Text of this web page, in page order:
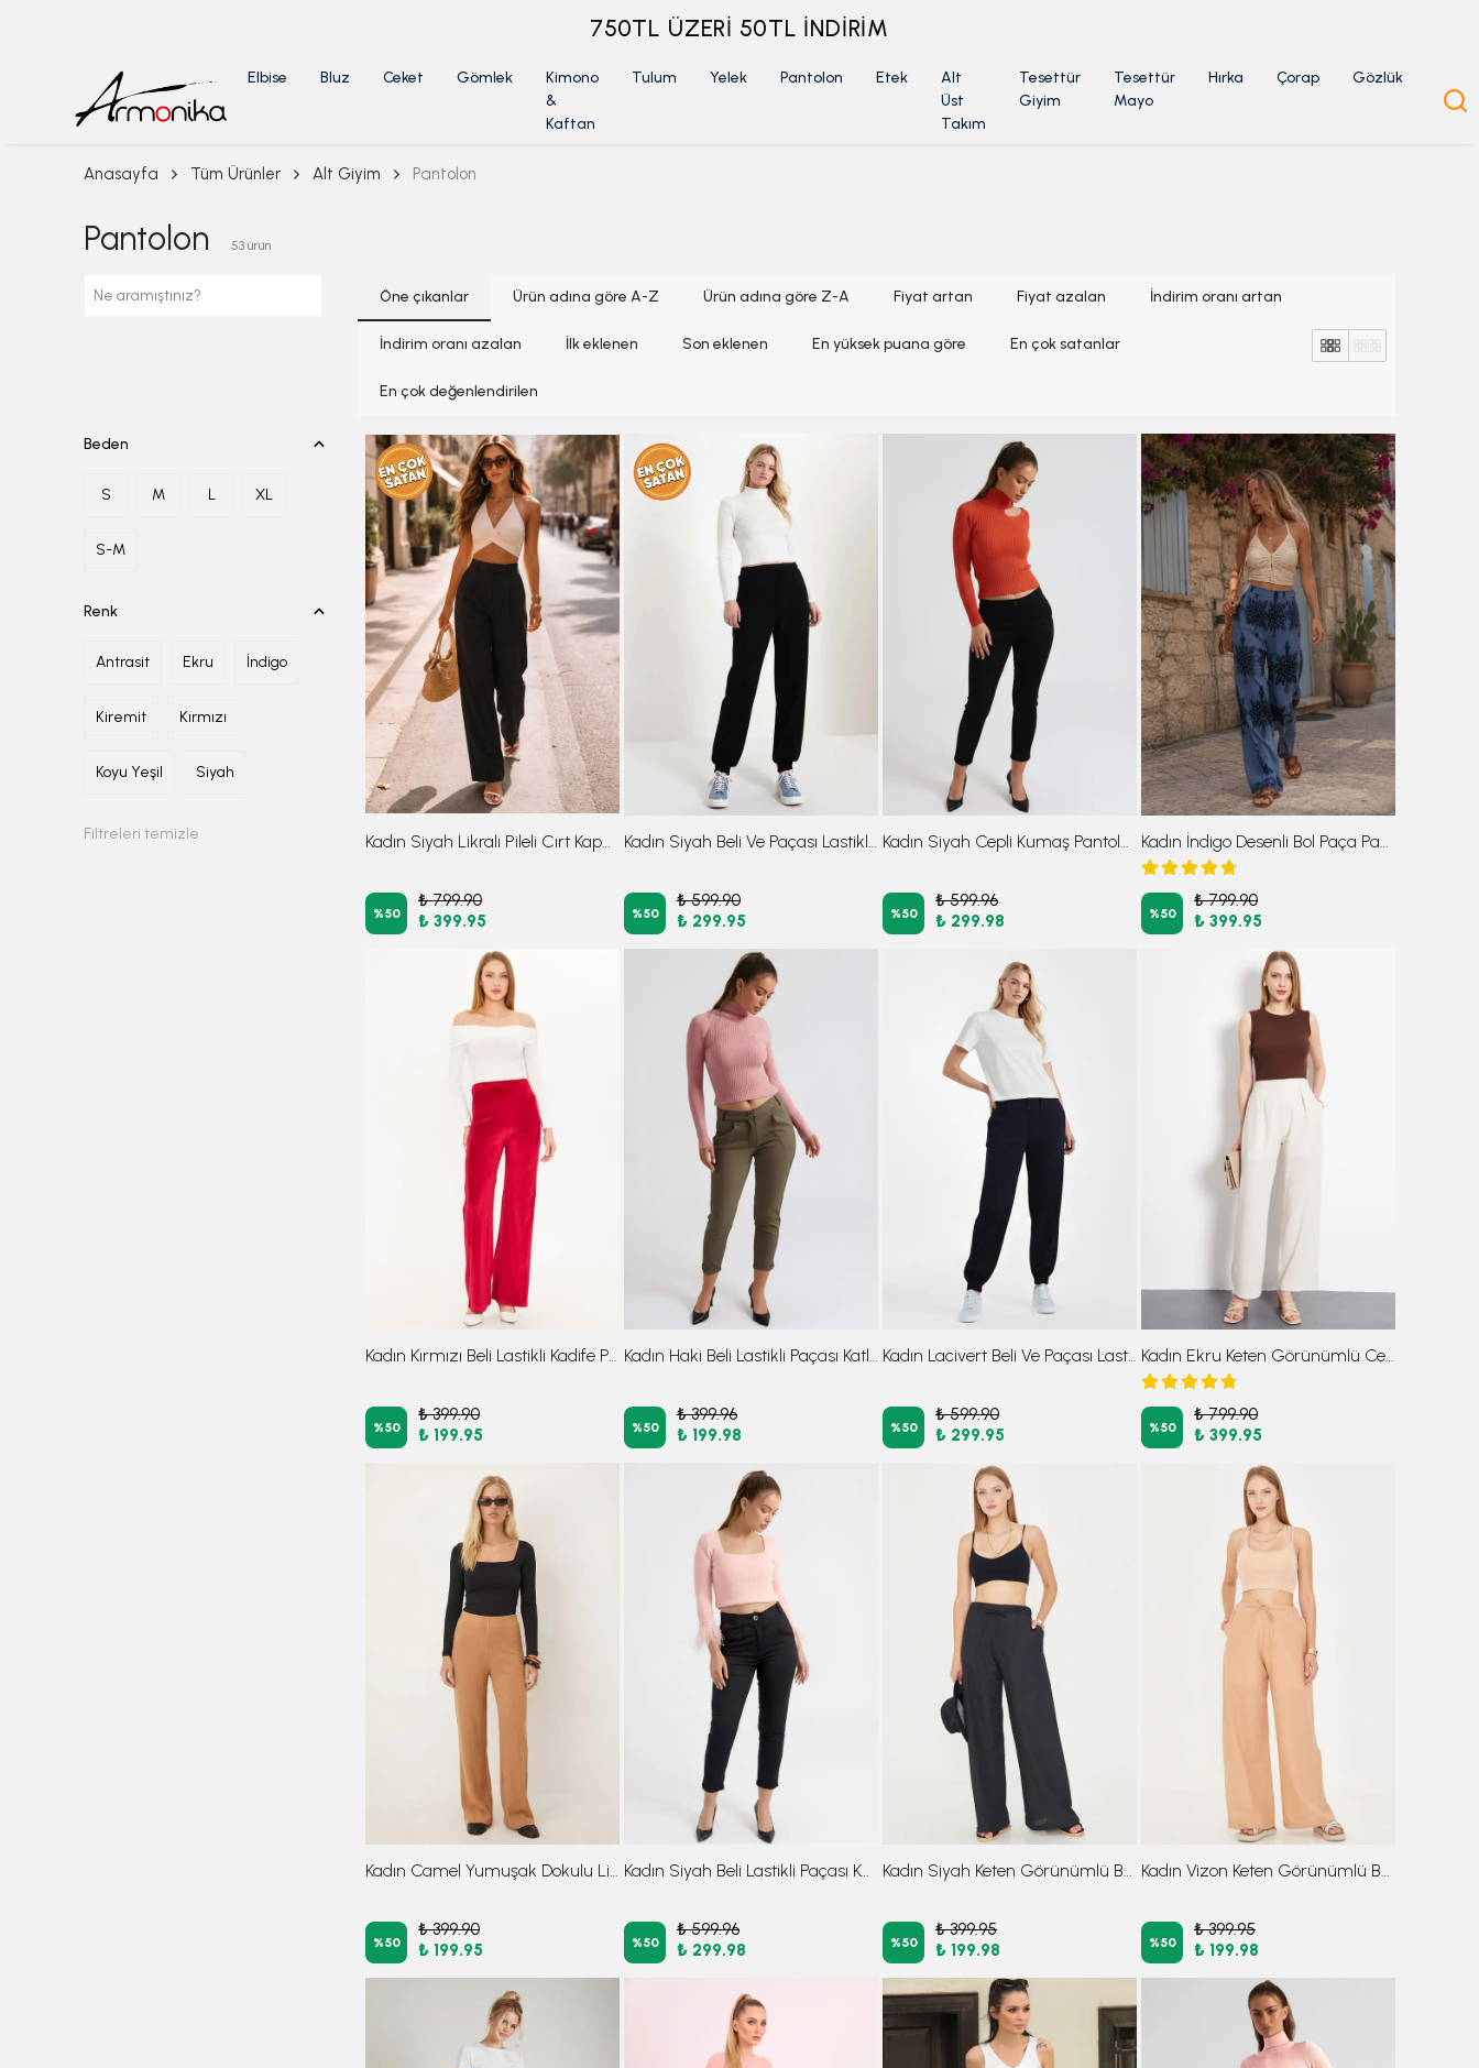
ÜYELİKSİZ SİPARİŞ İADE TALEBİ İÇİN TIKLA
Elbise Bluz Ceket Gömlek
Kimono
&
Kaftan
Tulum Yelek Pantolon Etek
Alt
Üst
Takım
Tesettür
Giyim
Tesettür
Mayo
Hırka Çorap Gözlük
Anasayfa Tüm Ürünler Alt Giyim Pantolon
Pantolon 53 ürün
Öne çıkanlar Ürün adına göre A-Z Ürün adına göre Z-A Fiyat artan Fiyat azalan İndirim oranı artan
İndirim oranı azalan İlk eklenen Son eklenen En yüksek puana göre En çok satanlar
En çok değenlendirilen
Beden
S M L XL
S-M
Renk
Antrasit Ekru İndigo
Kiremit Kırmızı
Koyu Yeşil Siyah
Filtreleri temizle
%50
₺ 799.90
₺ 399.95
%50
₺ 599.90
₺ 299.95
%50
₺ 599.96
₺ 299.98
%50
₺ 799.90
₺ 399.95
Kadın Kırmızı Beli Lastikli Kadife Pantolon ARM-25K001091
%50
₺ 399.90
₺ 199.95
Kadın Haki Beli Lastikli Paçası Katlamalı Pantolon ARM-26K136042
%50
₺ 399.96
₺ 199.98
Kadın Lacivert Beli Ve Paçası Lastikli Cepli İçi Şardonlu Eşofman Altı ARM-26K001063
%50
₺ 599.90
₺ 299.95
Kadın Ekru Keten Görünümlü Cepli İçi Yarım Astarlı Palazzo Pantolon ARM-24Y001070
%50
₺ 799.90
₺ 399.95
%50
₺ 399.90
₺ 199.95
Kadın Siyah Beli Lastikli Paçası Katlamalı Pantolon ARM-26K136042
%50
₺ 599.96
₺ 299.98
%50
₺ 399.95
₺ 199.98
%50
₺ 399.95
₺ 199.98